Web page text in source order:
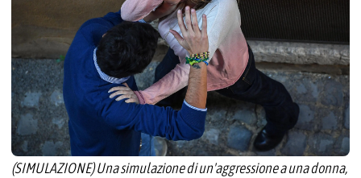
(SIMULAZIONE) Una simulazione di un'aggressione a una donna,